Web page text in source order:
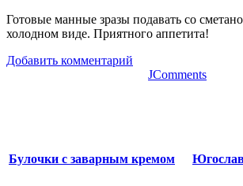
Готовые манные зразы подавать со
холодном виде. Приятного аппетита!
Добавить комментарий
JComments
Булочки с заварным кремом